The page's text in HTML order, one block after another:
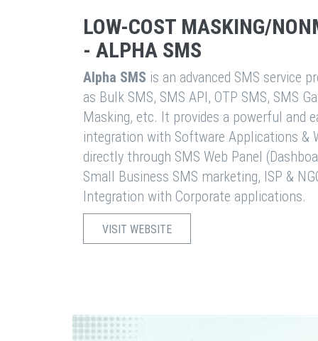
LOW-COST MASKING/
- ALPHA SMS
Alpha SMS is an advanced SMS service
as Bulk SMS, SMS API, OTP SMS, SMS
Masking, etc. It provides a powerful and
integration with Software Applications &
directly through SMS Web Panel
Small Business SMS marketing, ISP &
Integration with Corporate applications.
VISIT WEBSITE